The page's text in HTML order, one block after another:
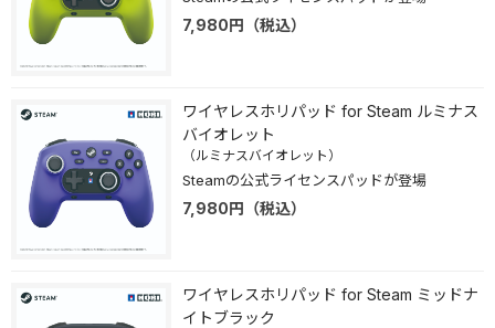
7,980円 （税込）
ワイヤレスホリパッド for Steam ルミナス
バイオレット
（ルミナスバイオレット）
Steamの公式ライセンスパッドが登場
7,980円 （税込）
ワイヤレスホリパッド for Steam ミッドナ
イトブラック